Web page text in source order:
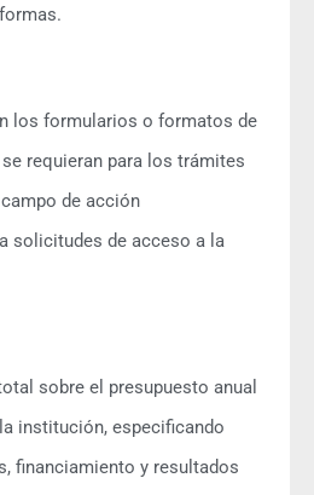
los formularios o formatos de
requieran para los trámites
de acción
solicitudes de acceso a la
sobre el presupuesto anual
institución, especificando
financiamiento y resultados